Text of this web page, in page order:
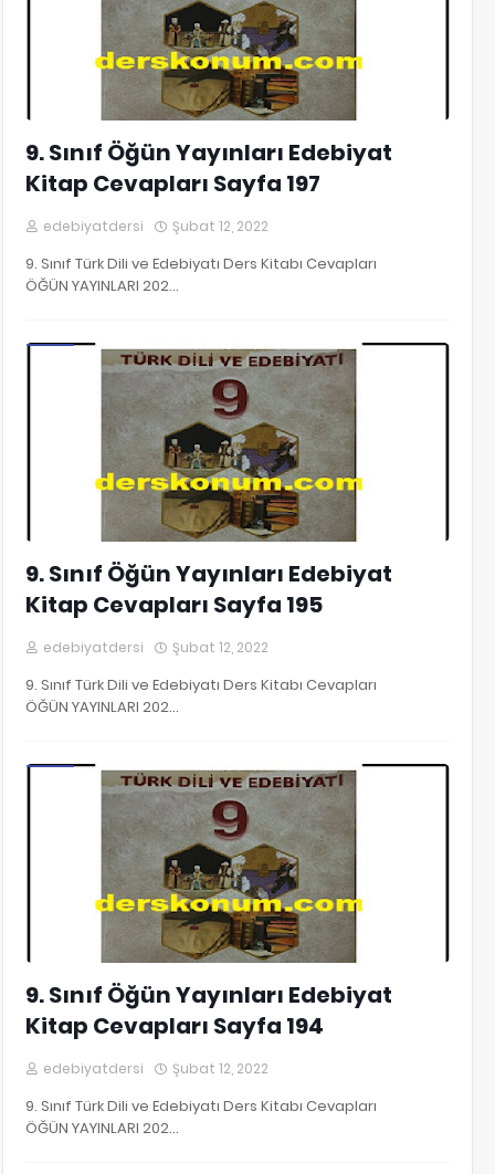
9. Sınıf Öğün Yayınları Edebiyat
Kitap Cevapları Sayfa 197
edebiyatdersi Şubat 12, 2022
9. Sınıf Türk Dili ve Edebiyatı Ders Kitabı Cevapları
ÖĞÜN YAYINLARI 202…
9. Sınıf Öğün Yayınları Edebiyat
Kitap Cevapları Sayfa 195
edebiyatdersi Şubat 12, 2022
9. Sınıf Türk Dili ve Edebiyatı Ders Kitabı Cevapları
ÖĞÜN YAYINLARI 202…
9. Sınıf Öğün Yayınları Edebiyat
Kitap Cevapları Sayfa 194
edebiyatdersi Şubat 12, 2022
9. Sınıf Türk Dili ve Edebiyatı Ders Kitabı Cevapları
ÖĞÜN YAYINLARI 202…